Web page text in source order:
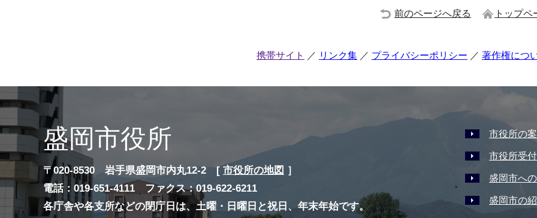
前のページへ戻る トップペ
携帯サイト リンク集 プライバシーポリシー 著作権につ
盛岡市役所
〒020-8530 岩手県盛岡市内丸12-2 [ 市役所の地図 ］
電話：019-651-4111 ファクス：019-622-6211
各庁舎や各支所などの閉庁日は、土曜・日曜日と祝日、年末年始です。
市役所の
市役所受
盛岡市へ
盛岡市の